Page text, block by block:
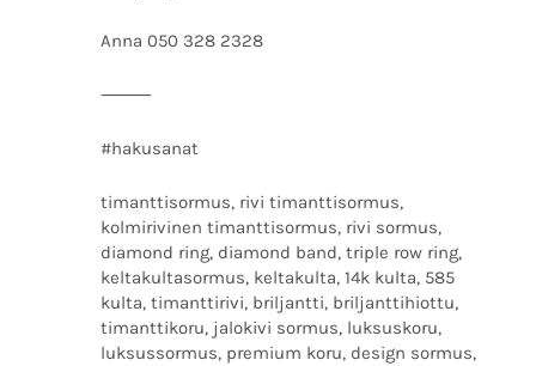
Anna 050 328 2328
⸻
#hakusanat
timanttisormus, rivi timanttisormus,
kolmirivinen timanttisormus, rivi sormus,
diamond ring, diamond band, triple row ring,
keltakultasormus, keltakulta, 14k kulta, 585
kulta, timanttirivi, briljantti, briljanttihiottu,
timanttikoru, jalokivi sormus, luksuskoru,
luksussormus, premium koru, design sormus,